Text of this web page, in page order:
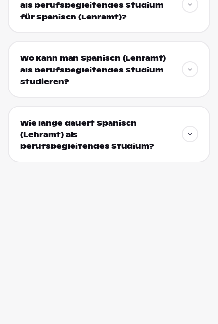
als berufsbegleitendes Studium
für Spanisch (Lehramt)?
Wo kann man Spanisch (Lehramt)
als berufsbegleitendes Studium
studieren?
Wie lange dauert Spanisch
(Lehramt) als
berufsbegleitendes Studium?